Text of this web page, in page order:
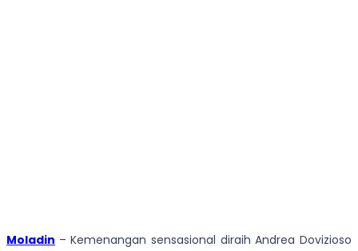
Moladin – Kemenangan sensasional diraih Andrea Dovizioso